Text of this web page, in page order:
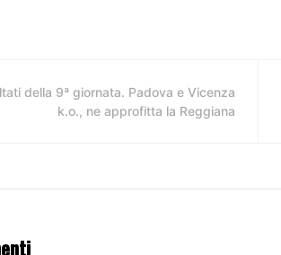
della 9ª giornata. Padova e Vicenza
k.o., ne approfitta la Reggiana